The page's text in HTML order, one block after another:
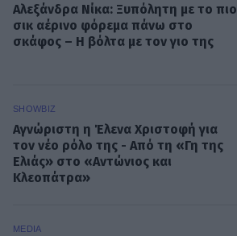
Αλεξάνδρα Νίκα: Ξυπόλητη με το πιο
σικ αέρινο φόρεμα πάνω στο
σκάφος – Η βόλτα με τον γιο της
SHOWBIZ
Αγνώριστη η Έλενα Χριστοφή για
τον νέο ρόλο της - Από τη «Γη της
Ελιάς» στο «Αντώνιος και
Κλεοπάτρα»
MEDIA